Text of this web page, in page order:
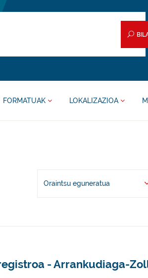
FORMATUAK LOKALIZAZIOA
Oraintsu eguneratua
- Arrankudiaga-